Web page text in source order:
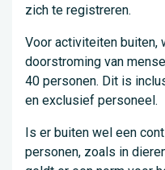
zich te registreren.
Voor activiteiten buiten,
doorstroming van
40 personen. Dit is
en exclusief personeel.
Is er buiten wel een
personen, zoals in